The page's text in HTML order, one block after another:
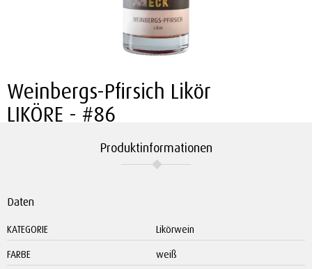
Weinbergs-Pfirsich Likör
LIKÖRE #86
Produktinformationen
Daten
KATEGORIE
Likörwein
FARBE
weiß